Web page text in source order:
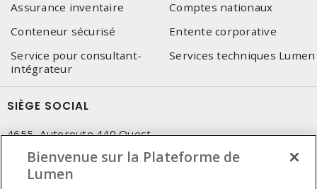
Assurance inventaire
Comptes nationaux
Conteneur sécurisé
Entente corporative
Service pour consultant-
intégrateur
Services techniques Lumen
SIÈGE SOCIAL
4655, Autoroute 440 Ouest
Laval, QC, H7P 5P9
: 450 688-9249
Bienvenue sur la Plateforme de
Lumen